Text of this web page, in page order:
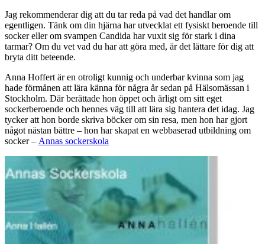
Jag rekommenderar dig att du tar reda på vad det handlar om
egentligen. Tänk om din hjärna har utvecklat ett fysiskt beroende till
socker eller om svampen Candida har vuxit sig för stark i dina
tarmar? Om du vet vad du har att göra med, är det lättare för dig att
bryta ditt beteende.
Anna Hoffert är en otroligt kunnig och underbar kvinna som jag
hade förmånen att lära känna för några år sedan på Hälsomässan i
Stockholm. Där berättade hon öppet och ärligt om sitt eget
sockerberoende och hennes väg till att lära sig hantera det idag. Jag
tycker att hon borde skriva böcker om sin resa, men hon har gjort
något nästan bättre – hon har skapat en webbaserad utbildning om
socker – Annas sockerskola